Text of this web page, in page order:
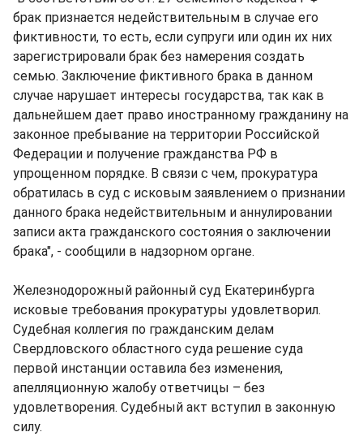
брак признается недействительным в случае его
фиктивности, то есть, если супруги или один их них
зарегистрировали брак без намерения создать
семью. Заключение фиктивного брака в данном
случае нарушает интересы государства, так как в
дальнейшем дает право иностранному гражданину на
законное пребывание на территории Российской
Федерации и получение гражданства РФ в
упрощенном порядке. В связи с чем, прокуратура
обратилась в суд с исковым заявлением о признании
данного брака недействительным и аннулировании
записи акта гражданского состояния о заключении
брака", - сообщили в надзорном органе.
Железнодорожный районный суд Екатеринбурга
исковые требования прокуратуры удовлетворил.
Судебная коллегия по гражданским делам
Свердловского областного суда решение суда
первой инстанции оставила без изменения,
апелляционную жалобу ответчицы – без
удовлетворения. Судебный акт вступил в законную
силу.